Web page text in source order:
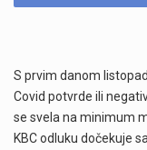
S prvim danom
Covid potvrde ili
se svela na minimum
KBC odluku dočekuje